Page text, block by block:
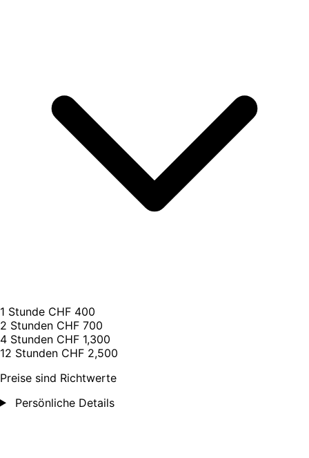
1 Stunde CHF 400
2 Stunden CHF 700
4 Stunden CHF 1,300
12 Stunden CHF 2,500
Preise sind Richtwerte
Persönliche Details